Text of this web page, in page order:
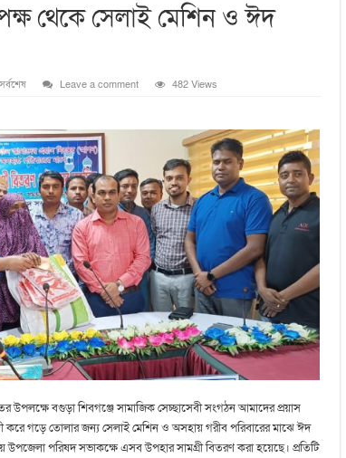
থেকে সেলাই মেশিন ও ঈদ
Leave a comment 482 Views
উপলক্ষে বগুড়া শিবগঞ্জে সামাজিক সেচ্ছাসেবী সংগঠন আমাদের প্রয়াস
করে গড়ে তোলার জন্য সেলাই মেশিন ও অসহায় গরীব পরিবারের মাঝে ঈদ
উপজেলা পরিষদ সভাকক্ষে এসব উপহার সামগ্রী বিতরণ করা হয়েছে। প্রতিটি